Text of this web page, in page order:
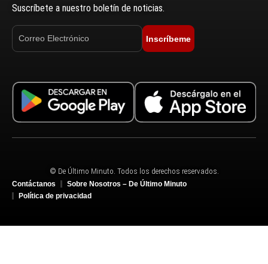
Suscríbete a nuestro boletín de noticias.
Inscríbeme
© De Último Minuto. Todos los derechos reservados.
Contáctanos
Sobre Nosotros – De Último Minuto
Política de privacidad